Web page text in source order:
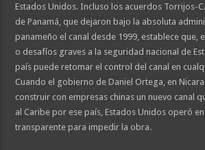
Estados Unidos. Incluso los acuerdos Torrijos-
de Panamá, que dejaron bajo la absoluta
panameño el canal desde 1999, establece que,
o desafíos graves a la seguridad nacional de
país puede retomar el control del canal en
Cuando el gobierno de Daniel Ortega, en
construir con empresas chinas un nuevo canal
al Caribe por ese país, Estados Unidos operó
transparente para impedir la obra.